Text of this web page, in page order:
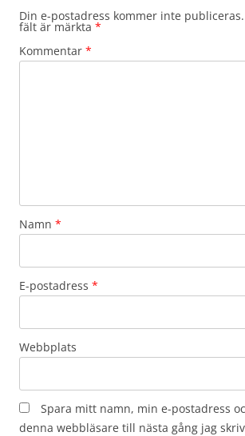
Din e-postadress kommer inte publiceras.
fält är märkta *
Kommentar *
Namn *
E-postadress *
Webbplats
Spara mitt namn, min e-postadress
denna webbläsare till nästa gång jag